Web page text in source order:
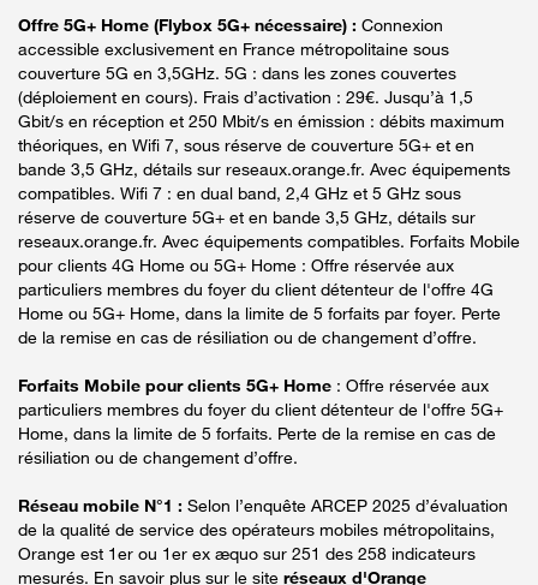
Offre 5G+ Home (Flybox 5G+ nécessaire) : Connexion
accessible exclusivement en France métropolitaine sous
couverture 5G en 3,5GHz. 5G : dans les zones couvertes
(déploiement en cours). Frais d’activation : 29€. Jusqu’à 1,5
Gbit/s en réception et 250 Mbit/s en émission : débits maximum
théoriques, en Wifi 7, sous réserve de couverture 5G+ et en
bande 3,5 GHz, détails sur reseaux.orange.fr. Avec équipements
compatibles. Wifi 7 : en dual band, 2,4 GHz et 5 GHz sous
réserve de couverture 5G+ et en bande 3,5 GHz, détails sur
reseaux.orange.fr. Avec équipements compatibles. Forfaits Mobile
pour clients 4G Home ou 5G+ Home : Offre réservée aux
particuliers membres du foyer du client détenteur de l'offre 4G
Home ou 5G+ Home, dans la limite de 5 forfaits par foyer. Perte
de la remise en cas de résiliation ou de changement d’offre.
Forfaits Mobile pour clients 5G+ Home : Offre réservée aux
particuliers membres du foyer du client détenteur de l'offre 5G+
Home, dans la limite de 5 forfaits. Perte de la remise en cas de
résiliation ou de changement d’offre.
Réseau mobile N°1 : Selon l’enquête ARCEP 2025 d’évaluation
de la qualité de service des opérateurs mobiles métropolitains,
Orange est 1er ou 1er ex æquo sur 251 des 258 indicateurs
mesurés. En savoir plus sur le site réseaux d'Orange